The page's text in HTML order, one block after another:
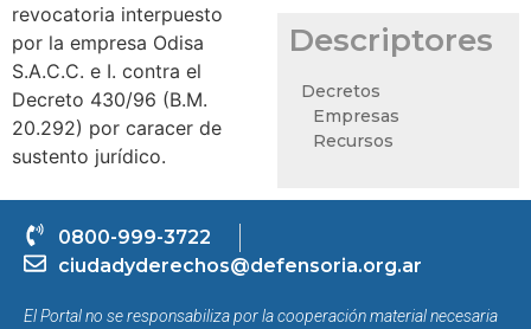
revocatoria interpuesto
por la empresa Odisa
S.A.C.C. e I. contra el
Decreto 430/96 (B.M.
20.292) por caracer de
sustento jurídico.
Descriptores
Decretos
Empresas
Recursos
0800-999-3722
ciudadyderechos@defensoria.org.ar
El Portal no se responsabiliza por la cooperación material necesaria